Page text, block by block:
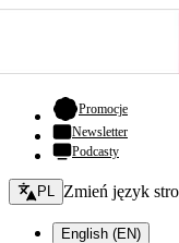
Promocje- otwiera
Newsletter
Podcasty
Zmień język - bieżący:
PL Zmień język
English (EN)